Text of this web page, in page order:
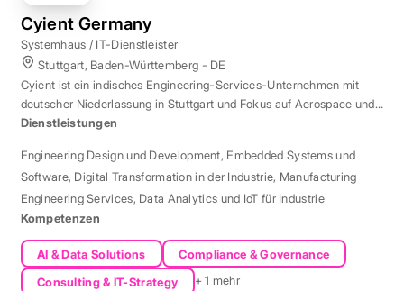
Cyient Germany
Systemhaus / IT-Dienstleister
Stuttgart, Baden-Württemberg - DE
Cyient ist ein indisches Engineering-Services-Unternehmen mit
deutscher Niederlassung in Stuttgart und Fokus auf Aerospace und
Automotive.
Dienstleistungen
Engineering Design und Development, Embedded Systems und
Software, Digital Transformation in der Industrie, Manufacturing
Engineering Services, Data Analytics und IoT für Industrie
Kompetenzen
AI & Data Solutions
Compliance & Governance
Consulting & IT-Strategy
+ 1 mehr